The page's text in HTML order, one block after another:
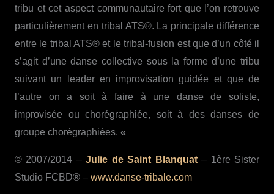
tribu et cet aspect communautaire fort que l’on retrouve
particulièrement en tribal ATS®. La principale différence
entre le tribal ATS® et le tribal-fusion est que d’un côté il
s’agit d’une danse collective sous la forme d’une tribu
suivant un leader en improvisation guidée et que de
l’autre on a soit à faire à une danse de soliste,
improvisée ou chorégraphiée, soit à des danses de
groupe chorégraphiées. «
© 2007/2014 –Julie de Saint Blanquat– 1ère Sister
Studio FCBD® – www.danse-tribale.com